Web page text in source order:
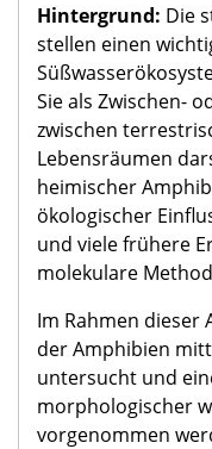
Hintergrund: Die
stellen einen
Sie als Zwischen-
zwischen
Lebensräumen
heimischer
ökologischer
und viele frühere
molekulare
Im Rahmen dieser
der Amphibien
untersucht und
morphologischer
vorgenommen